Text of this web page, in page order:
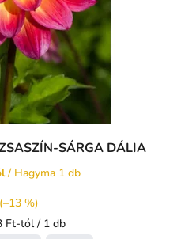
SÁRGA DÁLIA
/ Hagyma 1 db
(–13 %)
Ft-tól / 1 db